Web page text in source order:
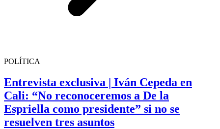
POLÍTICA
Entrevista exclusiva | Iván Cepeda en
Cali: “No reconoceremos a De la
Espriella como presidente” si no se
resuelven tres asuntos